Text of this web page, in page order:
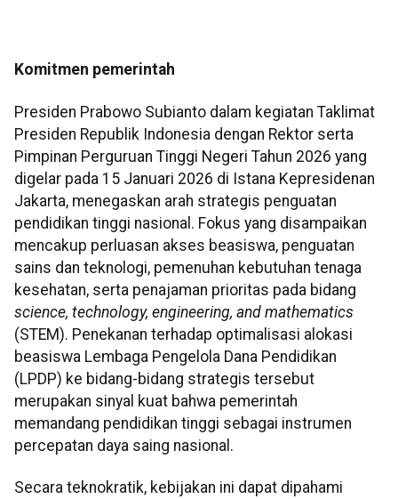
Komitmen pemerintah
Presiden Prabowo Subianto dalam kegiatan Taklimat
Presiden Republik Indonesia dengan Rektor serta
Pimpinan Perguruan Tinggi Negeri Tahun 2026 yang
digelar pada 15 Januari 2026 di Istana Kepresidenan
Jakarta, menegaskan arah strategis penguatan
pendidikan tinggi nasional. Fokus yang disampaikan
mencakup perluasan akses beasiswa, penguatan
sains dan teknologi, pemenuhan kebutuhan tenaga
kesehatan, serta penajaman prioritas pada bidang
science, technology, engineering, and mathematics
(STEM). Penekanan terhadap optimalisasi alokasi
beasiswa Lembaga Pengelola Dana Pendidikan
(LPDP) ke bidang-bidang strategis tersebut
merupakan sinyal kuat bahwa pemerintah
memandang pendidikan tinggi sebagai instrumen
percepatan daya saing nasional.
Secara teknokratik, kebijakan ini dapat dipahami